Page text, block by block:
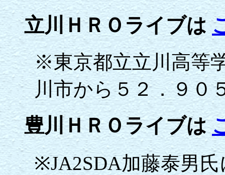
立川ＨＲＯライブは
※東京都立立川高等
川市から５２．９０
豊川ＨＲＯライブは
※JA2SDA加藤泰男